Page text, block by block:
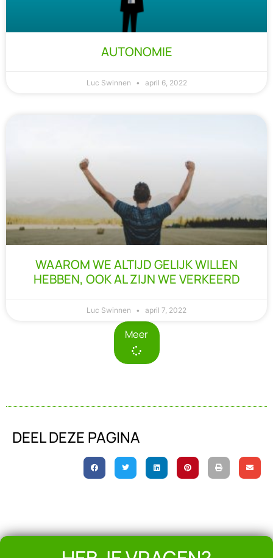
AUTONOMIE
Luc Swinnen april 6, 2022
WAAROM WE ALTIJD GELIJK WILLEN
HEBBEN, OOK AL ZIJN WE VERKEERD
Luc Swinnen april 7, 2022
Meer
DEEL DEZE PAGINA